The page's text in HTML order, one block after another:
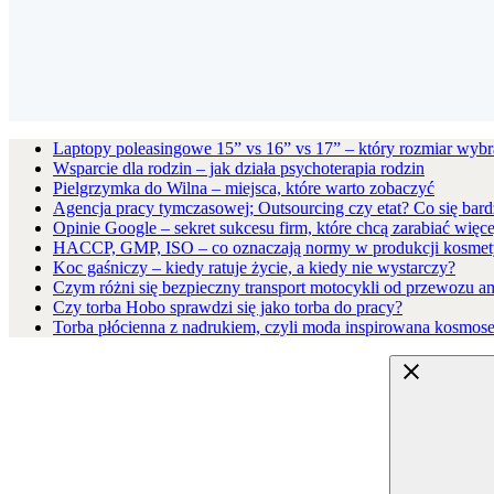
Laptopy poleasingowe 15” vs 16” vs 17” – który rozmiar
Wsparcie dla rodzin – jak działa psychoterapia rodzin
Pielgrzymka do Wilna – miejsca, które warto zobaczyć
Agencja pracy tymczasowej; Outsourcing czy etat? Co się
Opinie Google – sekret sukcesu firm, które chcą zarabiać
HACCP, GMP, ISO – co oznaczają normy w produkcji
Koc gaśniczy – kiedy ratuje życie, a kiedy nie wystarczy?
Czym różni się bezpieczny transport motocykli od przewozu
Czy torba Hobo sprawdzi się jako torba do pracy?
Torba płócienna z nadrukiem, czyli moda inspirowana